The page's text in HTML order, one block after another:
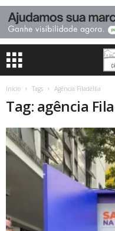
Início Tags Agência Filadélfia
Tag: agência